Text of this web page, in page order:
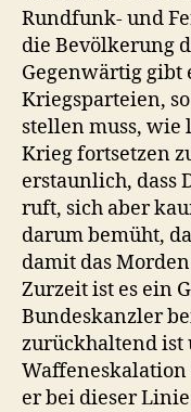
Rundfunk- und
die Bevölkerung
Gegenwärtig gibt
Kriegsparteien,
stellen muss, wie
Krieg fortsetzen
erstaunlich, dass
ruft, sich aber
darum bemüht,
damit das
Zurzeit ist es ein
Bundeskanzler
zurückhaltend ist
er bei dieser